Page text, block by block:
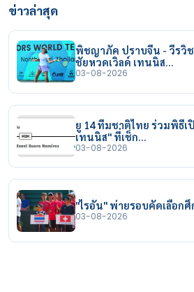
ข่าวล่าสุด
พิชญาภัค ปราบจีน - วีรวิ
ชัยหวดเวิลด์ เทนนิส…
03-08-2026
ยู 14 ทีมชาติไทย ร่วมพิธีเ
เทนนิส" ที่เช็ก…
03-08-2026
"ไรอัน" พ่ายรอบคัดเลือก
03-08-2026